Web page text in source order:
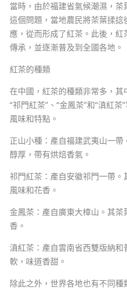
當時，由於福建省氣候潮濕，
這個問題，當地農民將茶葉揉
應，從而形成了紅茶。此後，
傳承，並逐漸普及到全國各地。
紅茶的種類
在中國，紅茶的種類非常多，其
“祁門紅茶”、“金鳳茶”和“滇紅
風味和特點。
正山小種：產自福建武夷山一
醇厚，帶有烘焙香氣。
祁門紅茶：產自安徽祁門一帶
風味和花香。
金鳳茶：產自廣東大樟山。其
香。
滇紅茶：產自雲南省西雙版納
軟，味道香甜。
除此之外，世界各地也有不同